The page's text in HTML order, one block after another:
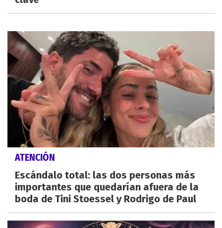
ATENCIÓN
Escándalo total: las dos personas más
importantes que quedarían afuera de la
boda de Tini Stoessel y Rodrigo de Paul